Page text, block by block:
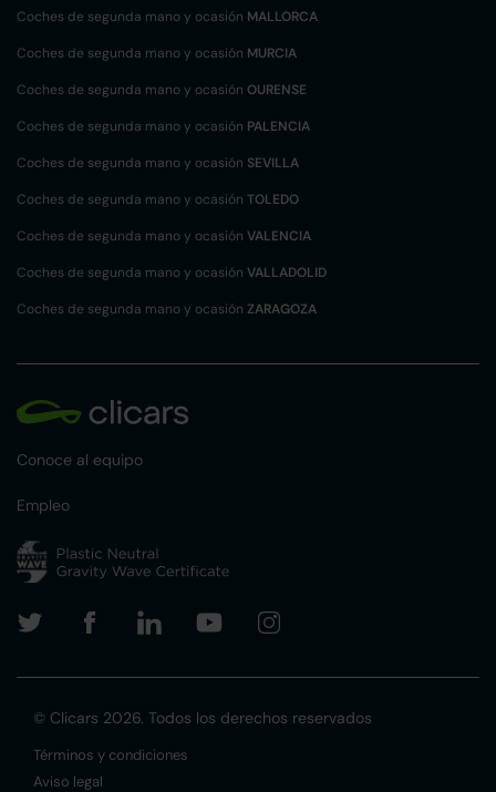
Coches de segunda mano y ocasión MALLORCA
Coches de segunda mano y ocasión MURCIA
Coches de segunda mano y ocasión OURENSE
Coches de segunda mano y ocasión PALENCIA
Coches de segunda mano y ocasión SEVILLA
Coches de segunda mano y ocasión TOLEDO
Coches de segunda mano y ocasión VALENCIA
Coches de segunda mano y ocasión VALLADOLID
Coches de segunda mano y ocasión ZARAGOZA
Conoce al equipo
Empleo
© Clicars 2026. Todos los derechos reservados
Términos y condiciones
Aviso legal